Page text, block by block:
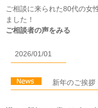
ご相談に来られた80代の女
ました！
ご相談者の声をみる
2026/01/01
新年のご挨拶